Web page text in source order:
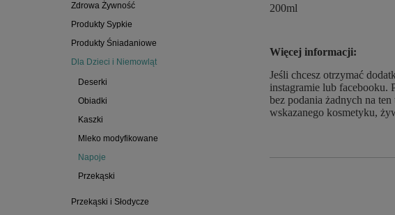
Zdrowa Żywność
Produkty Sypkie
Produkty Śniadaniowe
Dla Dzieci i Niemowląt
Deserki
Obiadki
Kaszki
Mleko modyfikowane
Napoje
Przekąski
Przekąski i Słodycze
200ml
Więcej informacji:
Jeśli chcesz otrzymać
instagramie lub facebooku.
bez podania żadnych na
wskazanego kosmetyku,